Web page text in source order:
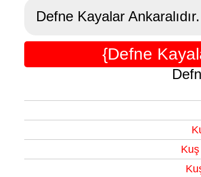
Defne Kayalar Ankaralıdır.
{Defne